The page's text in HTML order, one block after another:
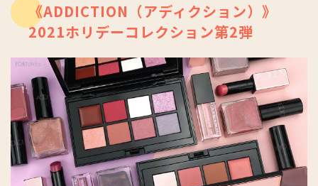
《ADDICTION（アディクション）》
2021ホリデーコレクション第2弾